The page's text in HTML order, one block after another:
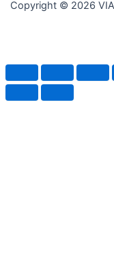
Copyright © 2026